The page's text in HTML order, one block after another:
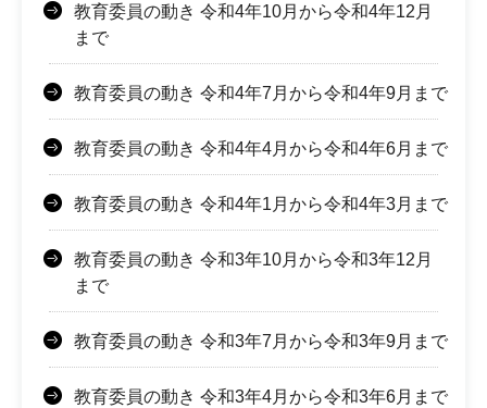
教育委員の動き 令和4年10月から令和4年12月
まで
教育委員の動き 令和4年7月から令和4年9月まで
教育委員の動き 令和4年4月から令和4年6月まで
教育委員の動き 令和4年1月から令和4年3月まで
教育委員の動き 令和3年10月から令和3年12月
まで
教育委員の動き 令和3年7月から令和3年9月まで
教育委員の動き 令和3年4月から令和3年6月まで